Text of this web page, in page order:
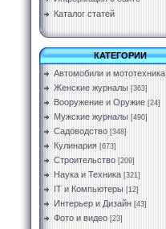
Каталог статей
КАТЕГОРИИ
Автомобили и мототехника
Женские журналы [363]
Вооружение и Оружие [24]
Мужские журналы [490]
Садоводство [348]
Кулинария [673]
Строительство [209]
Наука и Техника [321]
IT и Компьютеры [12]
Интерьер и Дизайн [43]
Фото и видео [23]